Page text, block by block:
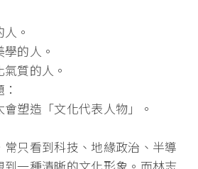
。
的人。
質的人。
塑造「文化代表人物」。
只看到科技、地緣政治、半導